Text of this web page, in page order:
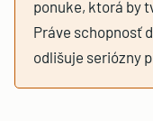
ponuke, ktorá by
Práve schopnosť
odlišuje seriózny